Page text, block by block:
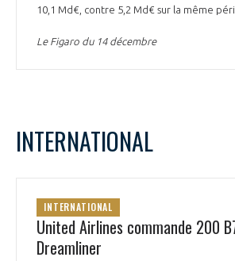
10,1 Md€, contre 5,2 Md€ sur la même
Le Figaro du 14 décembre
INTERNATIONAL
INTERNATIONAL
United Airlines commande 200
Dreamliner